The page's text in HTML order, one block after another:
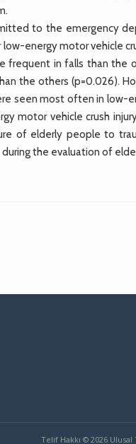
to the emergency
energy motor vehicle
frequent in falls than the
the others (p=0.026).
seen most often in low-
motor vehicle crush injury
of elderly people to
the evaluation of
Telif Hakkı © 2026 Ulusal